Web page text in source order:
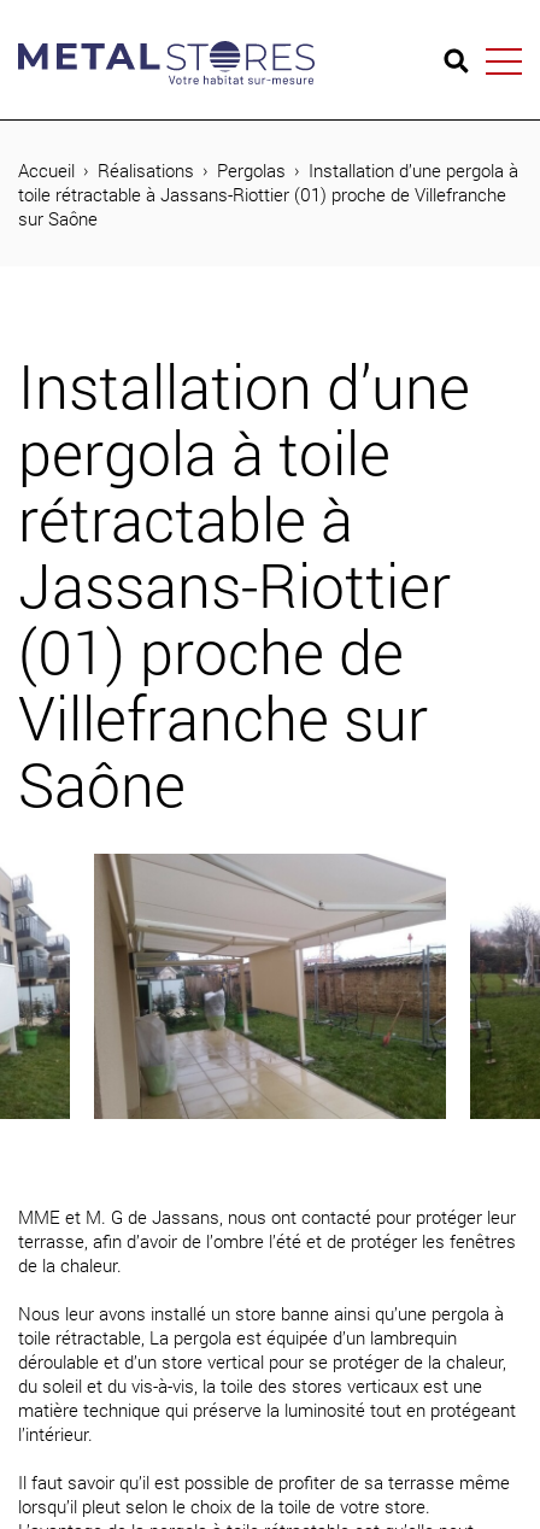
04 74 65 26 73
Métal Stores
Journal
Contact
Accueil Réalisations Pergolas
Installation d’une pergola à
toile rétractable à Jassans-Riottier (01) proche de Villefranche
sur Saône
Installation d’une
pergola à toile
rétractable à
Jassans-Riottier
(01) proche de
Villefranche sur
Saône
MME et M. G de Jassans, nous ont contacté pour protéger leur
terrasse, afin d’avoir de l’ombre l’été et de protéger les fenêtres
de la chaleur.
Nous leur avons installé un store banne ainsi qu’une pergola à
toile rétractable, La pergola est équipée d’un lambrequin
déroulable et d’un store vertical pour se protéger de la chaleur,
du soleil et du vis-à-vis, la toile des stores verticaux est une
matière technique qui préserve la luminosité tout en protégeant
l’intérieur.
Il faut savoir qu’il est possible de profiter de sa terrasse même
lorsqu’il pleut selon le choix de la toile de votre store.